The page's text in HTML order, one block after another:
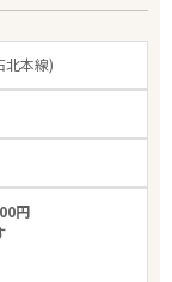
北本線)
円